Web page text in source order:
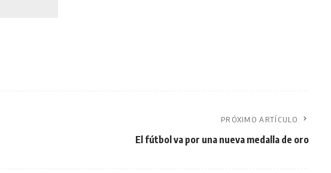
PRÓXIMO ARTÍCULO
El fútbol va por una nueva medalla de oro